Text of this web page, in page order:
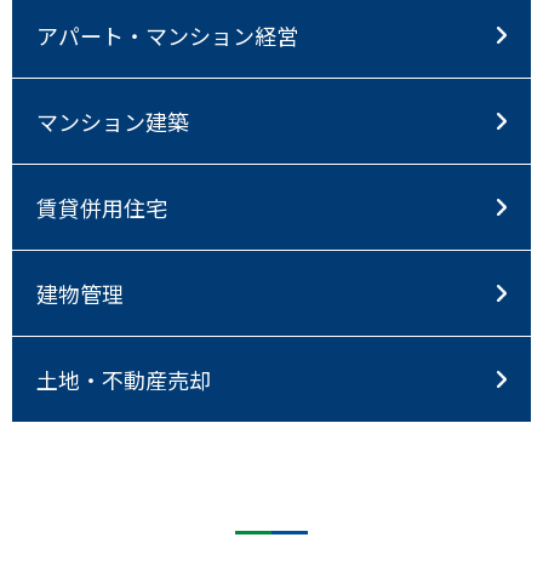
アパート・マンション経営
マンション建築
賃貸併用住宅
建物管理
土地・不動産売却